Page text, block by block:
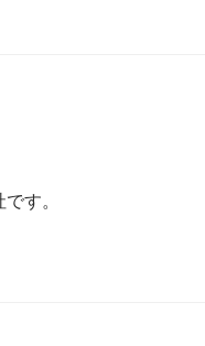
す。